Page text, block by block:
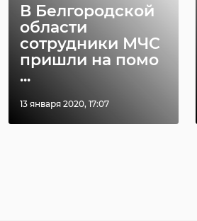
В Белгородской
области
сотрудники МЧС
пришли на помо
...
13 января 2020, 17:07